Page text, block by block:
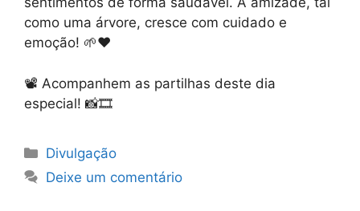
como uma árvore, cresce com cuidado e
emoção! 🌱❤️
📽️ Acompanhem as partilhas deste dia
especial! 📸🎞️
Categorias
Divulgação
Deixe um comentário